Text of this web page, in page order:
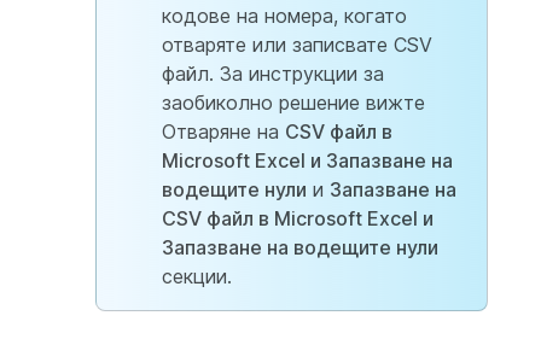
кодове на номера, когато
отваряте или записвате CSV
файл. За инструкции за
заобиколно решение вижте
Отваряне на CSV файл в
Microsoft Excel и Запазване на
водещите нули и Запазване на
CSV файл в Microsoft Excel и
Запазване на водещите нули
секции.